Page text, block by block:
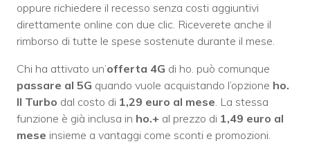
oppure richiedere il recesso senza costi aggiuntivi
direttamente online con due clic. Riceverete anche il
rimborso di tutte le spese sostenute durante il mese.
Chi ha attivato un’offerta 4G di ho. può comunque
passare al 5G quando vuole acquistando l’opzione ho.
Il Turbo dal costo di 1,29 euro al mese. La stessa
funzione è già inclusa in ho.+ al prezzo di 1,49 euro al
mese insieme a vantaggi come sconti e promozioni.